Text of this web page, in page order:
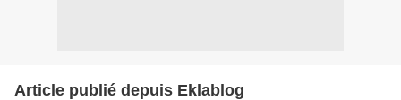
Article publié depuis Eklablog